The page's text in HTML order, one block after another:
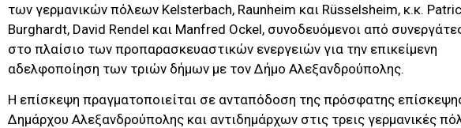
των γερμανικών πόλεων Kelsterbach, Raunheim και Rüsselsheim, κ.κ.
Burghardt, David Rendel και Manfred Ockel, συνοδευόμενοι από
στο πλαίσιο των προπαρασκευαστικών ενεργειών για την επικείμενη
αδελφοποίηση των τριών δήμων με τον Δήμο Αλεξανδρούπολης.
Η επίσκεψη πραγματοποιείται σε ανταπόδοση της πρόσφατης
Δημάρχου Αλεξανδρούπολης και αντιδημάρχων στις τρεις γερμανικές